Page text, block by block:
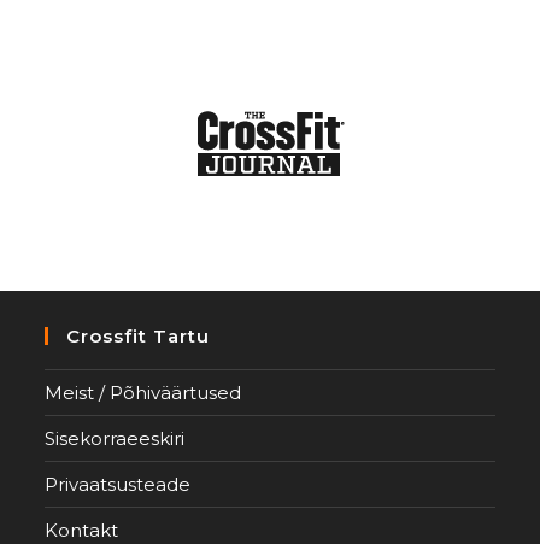
Crossfit Tartu
Meist / Põhiväärtused
Sisekorraeeskiri
Privaatsusteade
Kontakt